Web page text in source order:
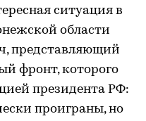
ситуация в
области
представляющий
фронт, которого
президента РФ:
проиграны, но